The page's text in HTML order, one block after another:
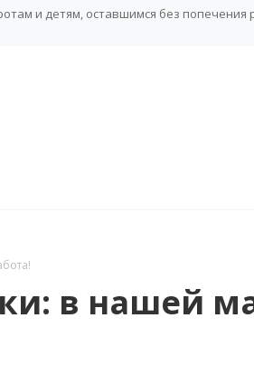
и детям, оставшимся без
в нашей